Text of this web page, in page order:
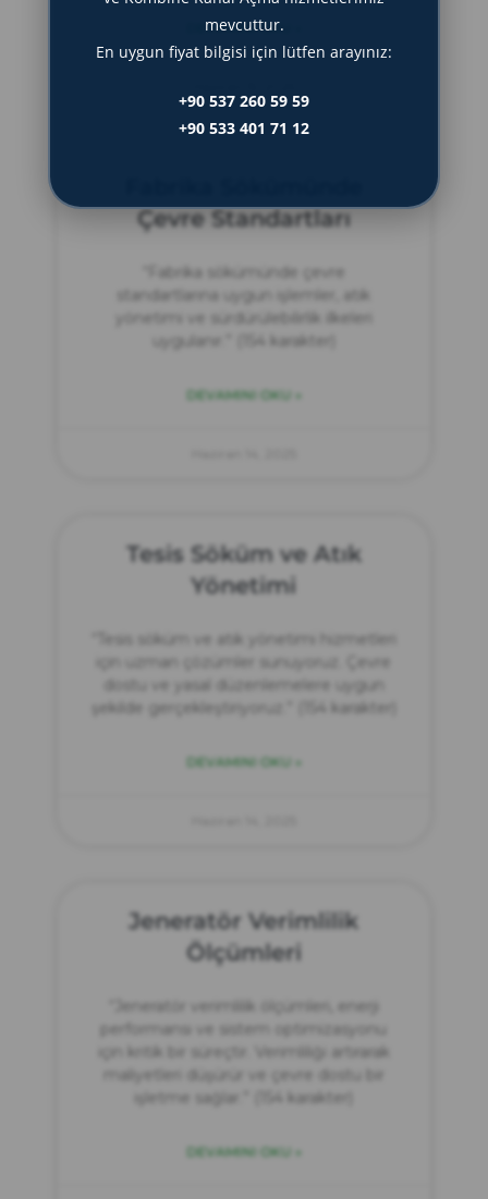
DEVAMINI OKU »
Çevre Standartları
“Fabrika sökümünde çevre
standartlarına uygun işlemler, atık
yönetimi ve sürdürülebilirlik ilkeleri
uygulanır.” (154 karakter)
DEVAMINI OKU »
Tesis Söküm ve Atık
Yönetimi
“Tesis söküm ve atık yönetimi hizmetleri
için uzman çözümler sunuyoruz. Çevre
dostu ve yasal düzenlemelere uygun
şekilde gerçekleştiriyoruz.” (154 karakter)
DEVAMINI OKU »
Jeneratör Verimlilik
Ölçümleri
“Jeneratör verimlilik ölçümleri, enerji
performansı ve sistem optimizasyonu
için kritik bir süreçtir. Verimliliği artırarak
maliyetleri düşürür ve çevre dostu bir
işletme sağlar.” (154 karakter)
DEVAMINI OKU »
mevcuttur.
En uygun fiyat bilgisi için lütfen arayınız:
+90 537 260 59 59
+90 533 401 71 12